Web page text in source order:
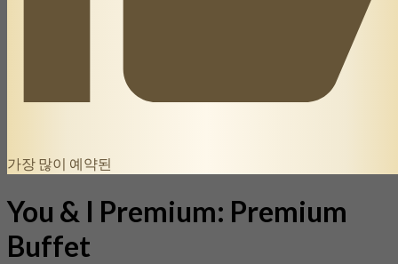
가장 많이 예약된
You & I Premium: Premium
Buffet